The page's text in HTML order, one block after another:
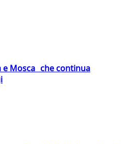
e Mosca che continua